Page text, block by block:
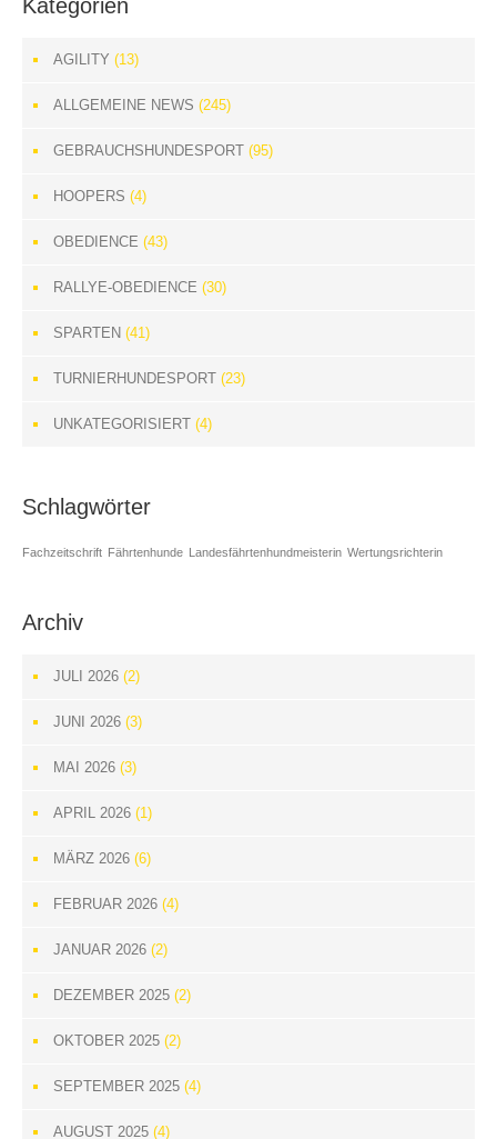
Kategorien
AGILITY (13)
ALLGEMEINE NEWS (245)
GEBRAUCHSHUNDESPORT (95)
HOOPERS (4)
OBEDIENCE (43)
RALLYE-OBEDIENCE (30)
SPARTEN (41)
TURNIERHUNDESPORT (23)
UNKATEGORISIERT (4)
Schlagwörter
Fachzeitschrift Fährtenhunde Landesfährtenhundmeisterin Wertungsrichterin
Archiv
JULI 2026 (2)
JUNI 2026 (3)
MAI 2026 (3)
APRIL 2026 (1)
MÄRZ 2026 (6)
FEBRUAR 2026 (4)
JANUAR 2026 (2)
DEZEMBER 2025 (2)
OKTOBER 2025 (2)
SEPTEMBER 2025 (4)
AUGUST 2025 (4)